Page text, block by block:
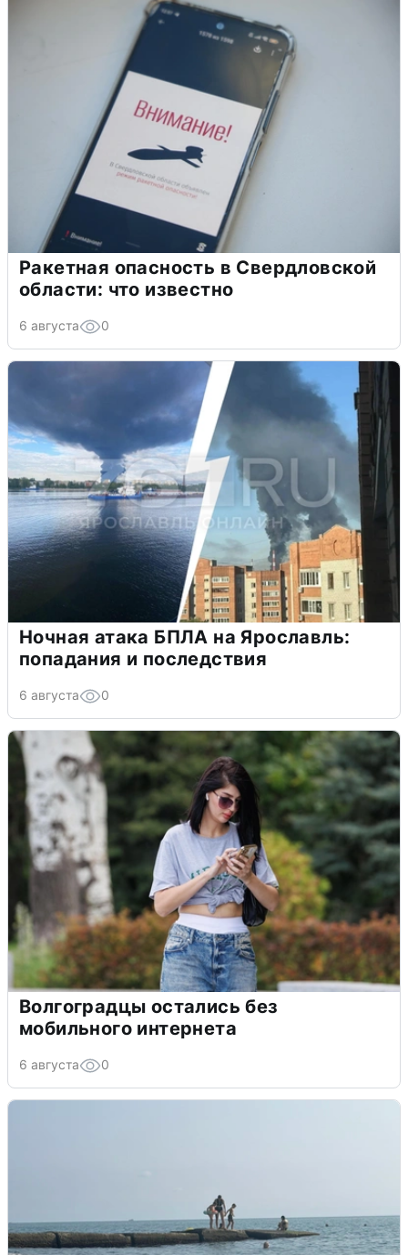
Ракетная опасность в Свердловской
области: что известно
6 августа 0
Ночная атака БПЛА на Ярославль:
попадания и последствия
6 августа 0
Волгоградцы остались без
мобильного интернета
6 августа 0